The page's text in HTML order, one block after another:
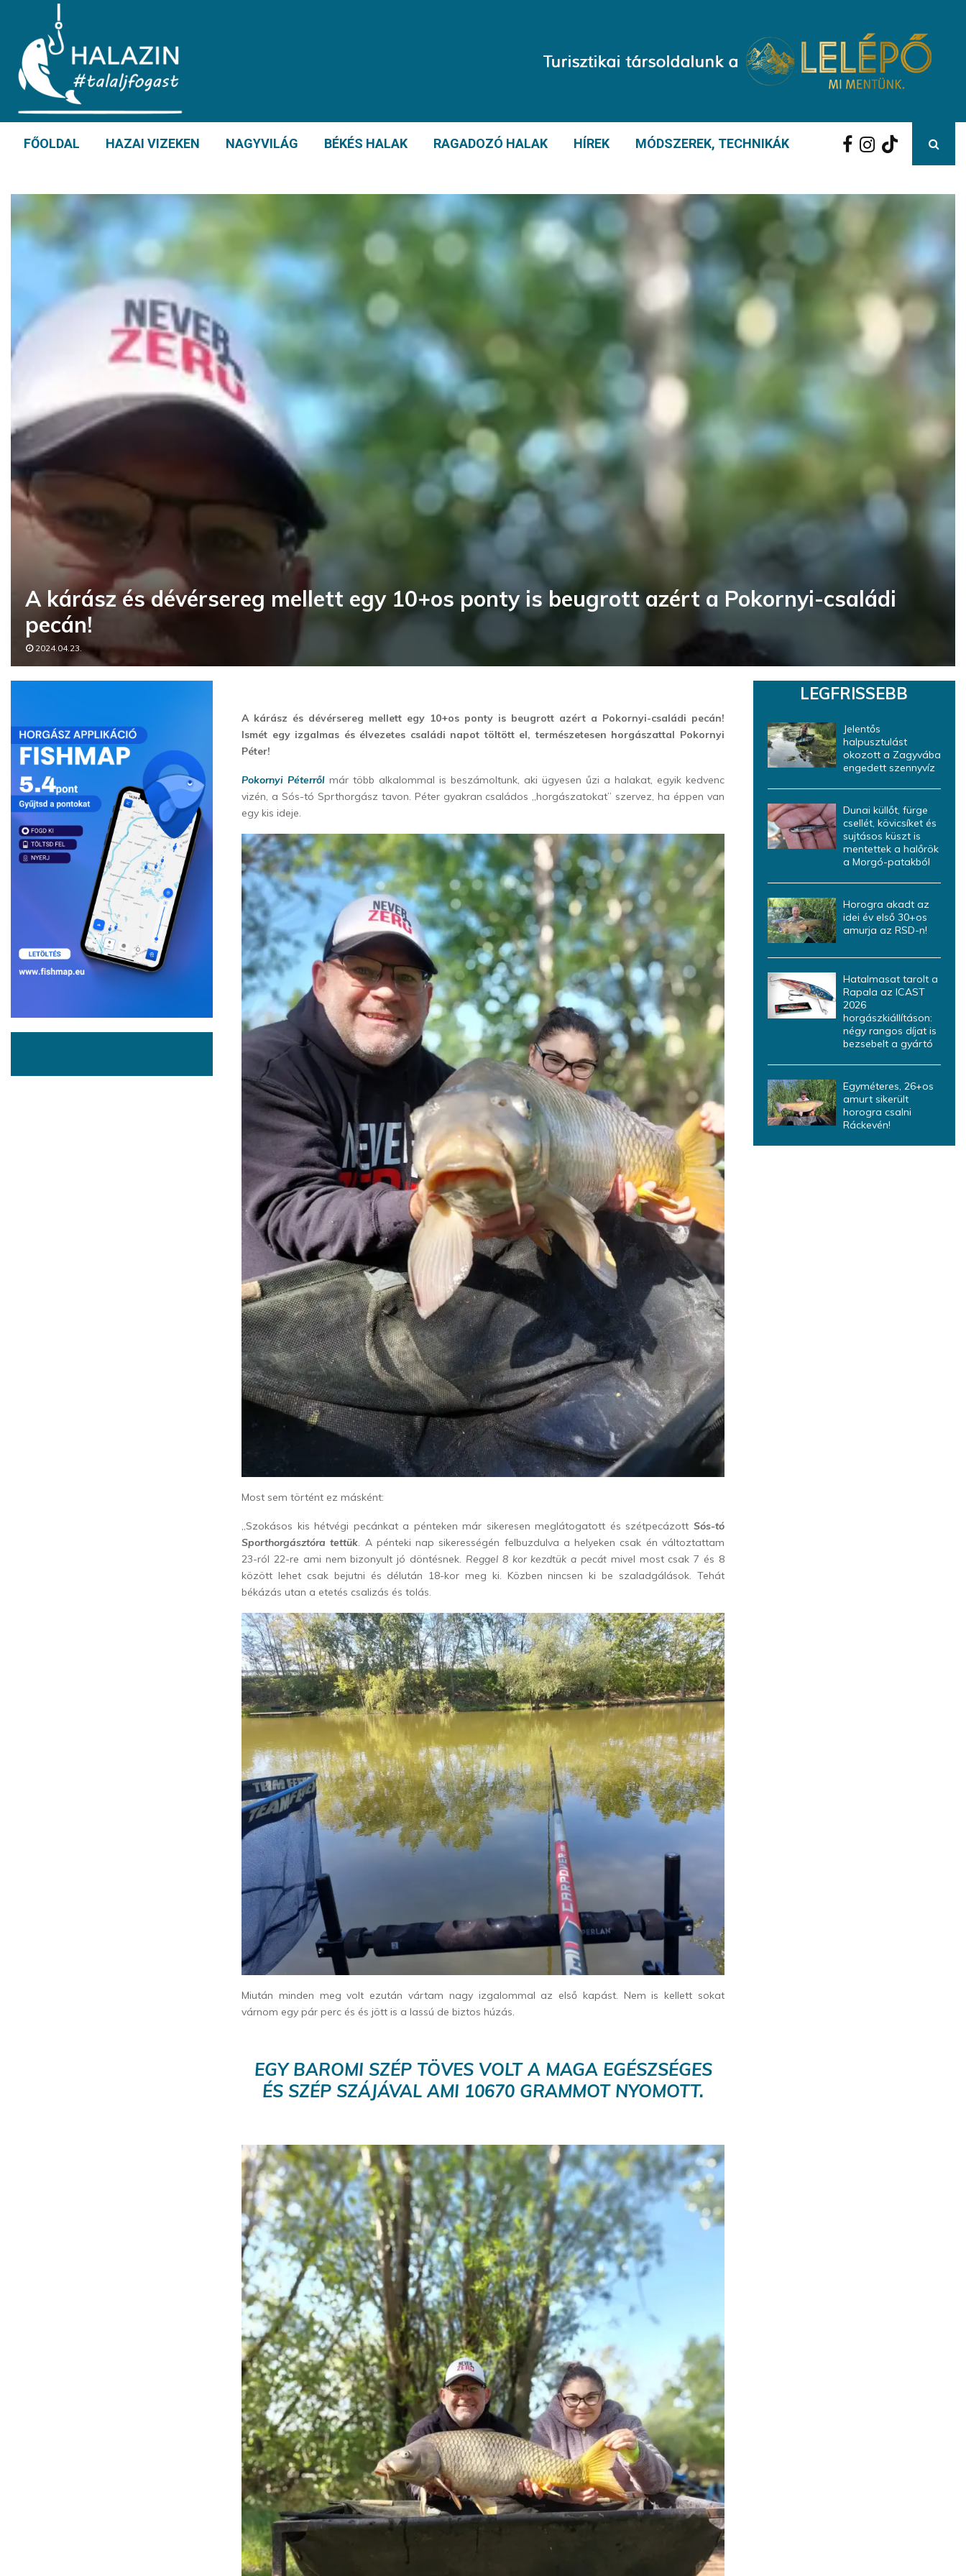
FŐOLDAL HAZAI VIZEKEN NAGYVILÁG BÉKÉS HALAK RAGADOZÓ HALAK HÍREK MÓDSZEREK, TECHNIKÁK
A kárász és dévérsereg mellett egy 10+os ponty is beugrott azért a Pokornyi-családi
pecán!
2024.04.23.
A kárász és dévérsereg mellett egy 10+os ponty is beugrott azért a Pokornyi-családi pecán!
Ismét egy izgalmas és élvezetes családi napot töltött el, természetesen horgászattal Pokornyi
Péter!
Pokornyi Péterről már több alkalommal is beszámoltunk, aki ügyesen űzi a halakat, egyik kedvenc
vizén, a Sós-tó Sprthorgász tavon. Péter gyakran családos „horgászatokat” szervez, ha éppen van
egy kis ideje.
Most sem történt ez másként:
„Szokásos kis hétvégi pecánkat a pénteken már sikeresen meglátogatott és szétpecázott Sós-tó
Sporthorgásztóra tettük. A pénteki nap sikerességén felbuzdulva a helyeken csak én változtattam
23-ról 22-re ami nem bizonyult jó döntésnek. Reggel 8 kor kezdtük a pecátmivel most csak 7 és 8
között lehet csak bejutni és délután 18-kor meg ki. Közben nincsen ki be szaladgálások. Tehát
békázás utan a etetés csalizás és tolás.
Miután minden meg volt ezután vártam nagy izgalommal az első kapást. Nem is kellett sokat
várnom egy pár perc és és jött is a lassú de biztos húzás.
EGY BAROMI SZÉP TÖVES VOLT A MAGA EGÉSZSÉGES
ÉS SZÉP SZÁJÁVAL AMI 10670 GRAMMOT NYOMOTT.
LEGFRISSEBB
Jelentős
halpusztulást
okozott a Zagyvába
engedett szennyvíz
Dunai küllőt, fürge
csellét, kövicsíket és
sujtásos küszt is
mentettek a halőrök
a Morgó-patakból
Horogra akadt az
idei év első 30+os
amurja az RSD-n!
Hatalmasat tarolt a
Rapala az ICAST
2026
horgászkiállításon:
négy rangos díjat is
bezsebelt a gyártó
Egyméteres, 26+os
amurt sikerült
horogra csalni
Ráckevén!